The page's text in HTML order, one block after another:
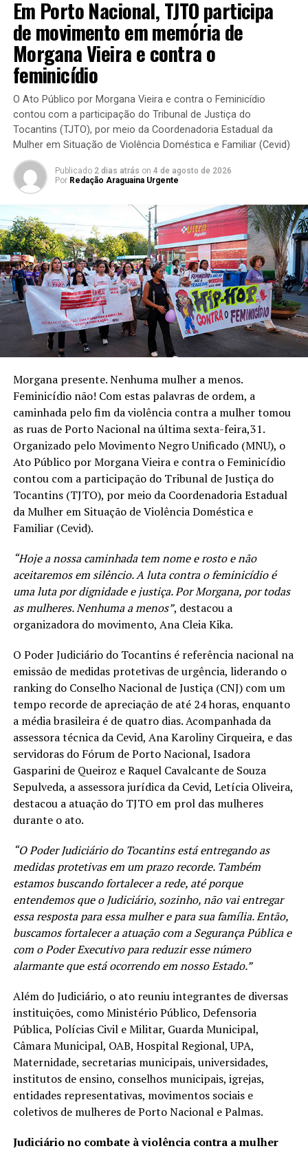
Em Porto Nacional, TJTO participa
de movimento em memória de
Morgana Vieira e contra o
feminicídio
O Ato Público por Morgana Vieira e contra o Feminicídio
contou com a participação do Tribunal de Justiça do
Tocantins (TJTO), por meio da Coordenadoria Estadual da
Mulher em Situação de Violência Doméstica e Familiar (Cevid)
Publicado 2 dias atrás on 4 de agosto de 2026
Por Redação Araguaina Urgente
Morgana presente. Nenhuma mulher a menos.
Feminicídio não! Com estas palavras de ordem, a
caminhada pelo fim da violência contra a mulher tomou
as ruas de Porto Nacional na última sexta-feira,31.
Organizado pelo Movimento Negro Unificado (MNU), o
Ato Público por Morgana Vieira e contra o Feminicídio
contou com a participação do Tribunal de Justiça do
Tocantins (TJTO), por meio da Coordenadoria Estadual
da Mulher em Situação de Violência Doméstica e
Familiar (Cevid).
“Hoje a nossa caminhada tem nome e rosto e não
aceitaremos em silêncio. A luta contra o feminicídio é
uma luta por dignidade e justiça. Por Morgana, por todas
as mulheres. Nenhuma a menos”, destacou a
organizadora do movimento, Ana Cleia Kika.
O Poder Judiciário do Tocantins é referência nacional na
emissão de medidas protetivas de urgência, liderando o
ranking do Conselho Nacional de Justiça (CNJ) com um
tempo recorde de apreciação de até 24 horas, enquanto
a média brasileira é de quatro dias. Acompanhada da
assessora técnica da Cevid, Ana Karoliny Cirqueira, e das
servidoras do Fórum de Porto Nacional, Isadora
Gasparini de Queiroz e Raquel Cavalcante de Souza
Sepulveda, a assessora jurídica da Cevid, Letícia Oliveira,
destacou a atuação do TJTO em prol das mulheres
durante o ato.
“O Poder Judiciário do Tocantins está entregando as
medidas protetivas em um prazo recorde. Também
estamos buscando fortalecer a rede, até porque
entendemos que o Judiciário, sozinho, não vai entregar
essa resposta para essa mulher e para sua família. Então,
buscamos fortalecer a atuação com a Segurança Pública e
com o Poder Executivo para reduzir esse número
alarmante que está ocorrendo em nosso Estado.”
Além do Judiciário, o ato reuniu integrantes de diversas
instituições, como Ministério Público, Defensoria
Pública, Polícias Civil e Militar, Guarda Municipal,
Câmara Municipal, OAB, Hospital Regional, UPA,
Maternidade, secretarias municipais, universidades,
institutos de ensino, conselhos municipais, igrejas,
entidades representativas, movimentos sociais e
coletivos de mulheres de Porto Nacional e Palmas.
Judiciário no combate à violência contra a mulher